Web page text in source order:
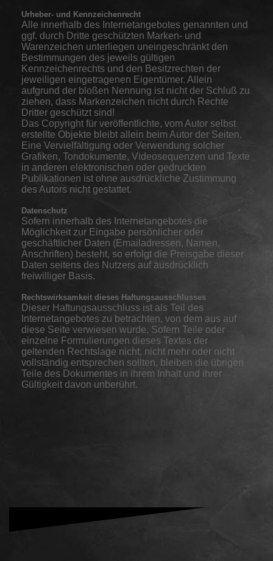
Urheber- und Kennzeichenrecht
Alle innerhalb des Internetangebotes genannten und
ggf. durch Dritte geschützten Marken- und
Warenzeichen unterliegen uneingeschränkt den
Bestimmungen des jeweils gültigen
Kennzeichenrechts und den Besitzrechten der
jeweiligen eingetragenen Eigentümer. Allein
aufgrund der bloßen Nennung ist nicht der Schluß zu
ziehen, dass Markenzeichen nicht durch Rechte
Dritter geschützt sind!
Das Copyright für veröffentlichte, vom Autor selbst
erstellte Objekte bleibt allein beim Autor der Seiten.
Eine Vervielfältigung oder Verwendung solcher
Grafiken, Tondokumente, Videosequenzen und Texte
in anderen elektronischen oder gedruckten
Publikationen ist ohne ausdrückliche Zustimmung
des Autors nicht gestattet.
Datenschutz
Sofern innerhalb des Internetangebotes die
Möglichkeit zur Eingabe persönlicher oder
geschäftlicher Daten (Emailadressen, Namen,
Anschriften) besteht, so erfolgt die Preisgabe dieser
Daten seitens des Nutzers auf ausdrücklich
freiwilliger Basis.
Rechtswirksamkeit dieses Haftungsausschlusses
Dieser Haftungsausschluss ist als Teil des
Internetangebotes zu betrachten, von dem aus auf
diese Seite verwiesen wurde. Sofern Teile oder
einzelne Formulierungen dieses Textes der
geltenden Rechtslage nicht, nicht mehr oder nicht
vollständig entsprechen sollten, bleiben die übrigen
Teile des Dokumentes in ihrem Inhalt und ihrer
Gültigkeit davon unberührt.